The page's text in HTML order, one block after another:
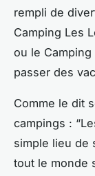
rempli de
Camping Les
ou le
passer des
Comme le dit
campings :
simple lieu de
tout le monde